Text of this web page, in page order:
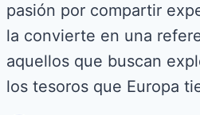
pasión por compartir
la convierte en una
aquellos que buscan
los tesoros que Europa